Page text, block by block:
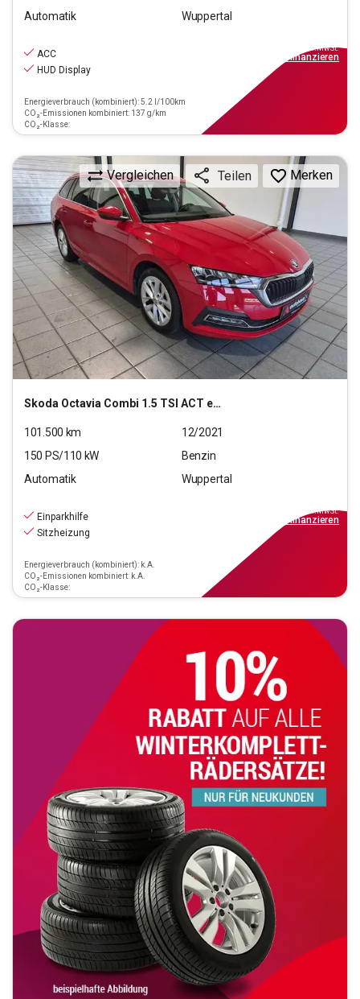
Automatik Wuppertal
ACC
HUD Display
Energieverbrauch (kombiniert): 5.2 l/100km
CO₂-Emissionen kombiniert: 137 g/km
CO₂-Klasse:
inkl.MwSt.
finanzieren
Skoda Octavia Combi 1.5 TSI ACT e-TEC Style OPF (EU6d)
Vergleichen Teilen Merken
101.500 km
12/2021
150 PS/110 kW
Benzin
Automatik
Wuppertal
Einparkhilfe
Sitzheizung
Energieverbrauch (kombiniert): k.A.
CO₂-Emissionen kombiniert: k.A.
CO₂-Klasse:
inkl.MwSt.
finanzieren